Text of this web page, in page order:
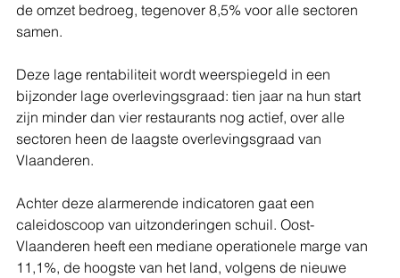
de omzet bedroeg, tegenover 8,5% voor alle sectoren
samen.
Deze lage rentabiliteit wordt weerspiegeld in een
bijzonder lage overlevingsgraad: tien jaar na hun start
zijn minder dan vier restaurants nog actief, over alle
sectoren heen de laagste overlevingsgraad van
Vlaanderen.
Achter deze alarmerende indicatoren gaat een
caleidoscoop van uitzonderingen schuil. Oost-
Vlaanderen heeft een mediane operationele marge van
11,1%, de hoogste van het land, volgens de nieuwe